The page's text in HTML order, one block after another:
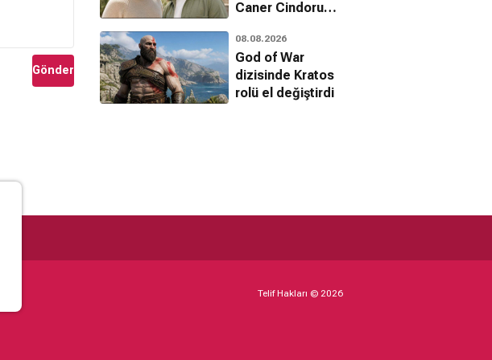
Gönder
Caner Cindoruk
08.08.2026
God of War
dizisinde Kratos
rolü el değiştirdi
Telif Hakları © 2026